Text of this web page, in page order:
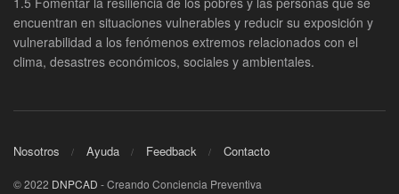
encuentran en situaciones vulnerables y reducir su exposición y
vulnerabilidad a los fenómenos extremos relacionados con el
clima, desastres económicos, sociales y ambientales.
Nosotros Ayuda Feedback Contacto
© 2022 DNPCAD - Creando Conciencia Preventiva